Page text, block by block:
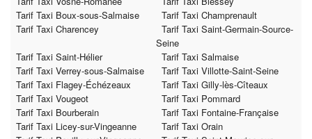
Tarif Taxi Boux-sous-Salmaise
Tarif Taxi Champrenault
Tarif Taxi Charencey
Tarif Taxi Saint-Germain-Source-
Seine
Tarif Taxi Saint-Hélier
Tarif Taxi Salmaise
Tarif Taxi Verrey-sous-Salmaise
Tarif Taxi Villotte-Saint-Seine
Tarif Taxi Flagey-Échézeaux
Tarif Taxi Gilly-lès-Cîteaux
Tarif Taxi Vougeot
Tarif Taxi Pommard
Tarif Taxi Bourberain
Tarif Taxi Fontaine-Française
Tarif Taxi Licey-sur-Vingeanne
Tarif Taxi Orain